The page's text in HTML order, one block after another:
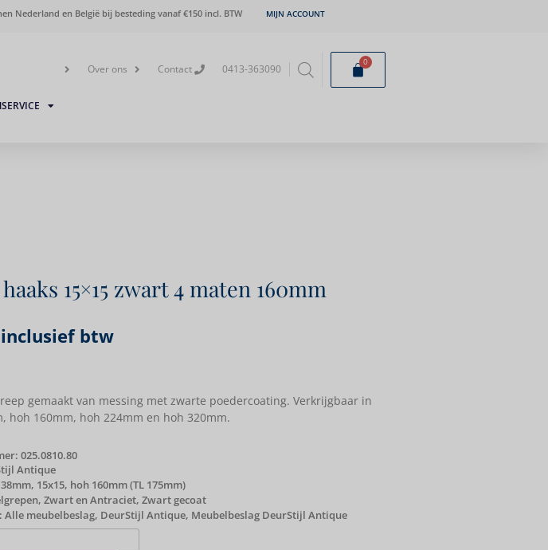
Nederland en België bij besteding vanaf €150 incl. BTW MIJN ACCOUNT
Over ons Contact 0413-363090
0
15×15 zwart 4 maten 160mm
inclusief btw
gemaakt van messing met zwarte poedercoating. Verkrijgbaar in
hoh 160mm, hoh 224mm en hoh 320mm.
025.0810.80
Antique
15x15, hoh 160mm (TL 175mm)
, Zwart en Antraciet, Zwart gecoat
Alle meubelbeslag, DeurStijl Antique, Meubelbeslag DeurStijl Antique